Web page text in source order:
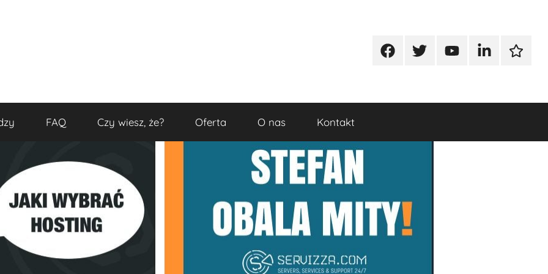
FacebookTwitterYoutubeLinkedinGoogle
FAQ Czy wiesz, że? Oferta O nas Kontakt